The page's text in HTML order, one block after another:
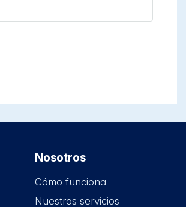
Nosotros
Cómo funciona
Nuestros servicios